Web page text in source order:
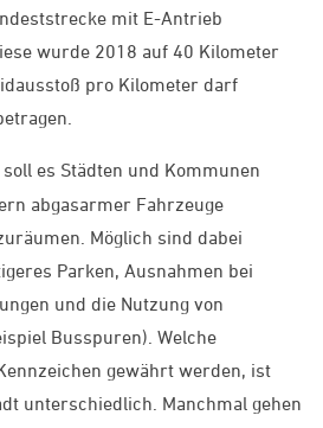
mit E-Antrieb
wurde 2018 auf 40 Kilometer
pro Kilometer darf
soll es Städten und Kommunen
abgasarmer Fahrzeuge
Möglich sind dabei
Parken, Ausnahmen bei
und die Nutzung von
Busspuren). Welche
gewährt werden, ist
unterschiedlich. Manchmal gehen